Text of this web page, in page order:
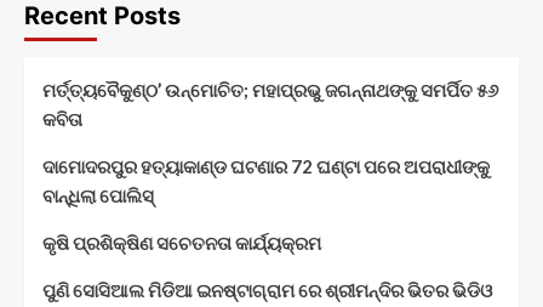
Recent Posts
ମର୍ତ୍ତ୍ୟବୈକୁଣ୍ଠ’ ଉନ୍ମୋଚିତ; ମହାପ୍ରଭୁ ଜଗନ୍ନାଥଙ୍କୁ ସମର୍ପିତ ୫୬
କବିତା
ଦାମୋଦରପୁର ହତ୍ୟାକାଣ୍ଡ ଘଟଣାର 72 ଘଣ୍ଟା ପରେ ଅପରାଧୀଙ୍କୁ
ବାନ୍ଧିଲା ପୋଲିସ୍
କୃଷି ପ୍ରଶିକ୍ଷିଣ ସଚେତନତା କାର୍ଯ୍ୟକ୍ରମ
ପୁଣି ସୋସିଆଲ ମିଡିଆ ଇନଷ୍ଟାଗ୍ରାମ ରେ ଶ୍ରୀମନ୍ଦିର ଭିତର ଭିଡିଓ